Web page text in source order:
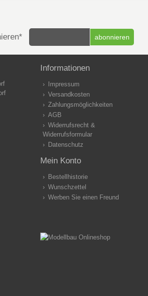
Informationen
Impressum
Versandkosten
Zahlungsmöglichkeiten
AGB
Widerrufsrecht &
Widerrufsformular
Datenschutz
Mein Konto
Bestellhistorie
Wunschzettel
Werben Sie einen Freund